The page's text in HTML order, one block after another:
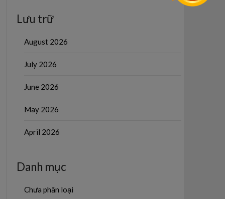
Lưu trữ
August 2026
July 2026
June 2026
May 2026
April 2026
Danh mục
Chưa phân loại